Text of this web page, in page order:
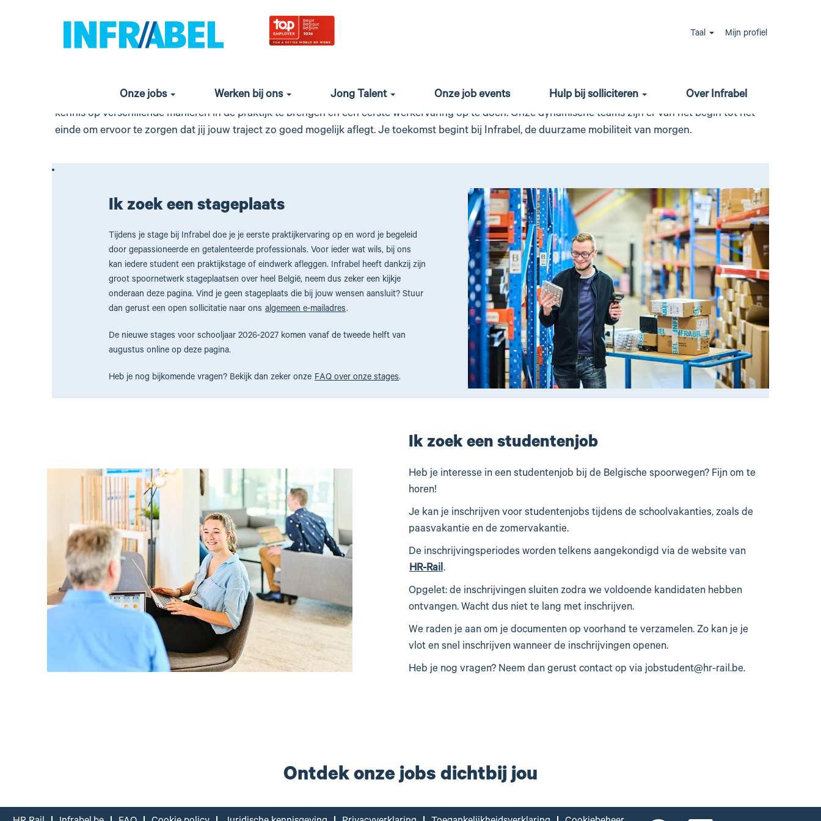
Taal Mijn profiel
Onze jobs Werken bij ons Jong Talent Onze job events Hulp bij solliciteren Over Infrabel
studentenjobsBen jij klaar voor je eerste uitdaging? Ontdek onze boeiende stages en
Klaar om een onvergetelijke ervaring op te doen bij Infrabel, want wij zijn op zoek naar leergierige stagiaires en jobstudenten! Hier krijg je de kans om je
kennis op verschillende manieren in de praktijk te brengen en een eerste werkervaring op te doen. Onze dynamische teams zijn er van het begin tot het
einde om ervoor te zorgen dat jij jouw traject zo goed mogelijk aflegt. Je toekomst begint bij Infrabel, de duurzame mobiliteit van morgen.
Ik zoek een stageplaats
Tijdens je stage bij Infrabel doe je je eerste praktijkervaring op en word je begeleid
door gepassioneerde en getalenteerde professionals. Voor ieder wat wils, bij ons
kan iedere student een praktijkstage of eindwerk afleggen. Infrabel heeft dankzij zijn
groot spoornetwerk stageplaatsen over heel België, neem dus zeker een kijkje
onderaan deze pagina. Vind je geen stageplaats die bij jouw wensen aansluit? Stuur
dan gerust een open sollicitatie naar ons algemeen e-mailadres.
De nieuwe stages voor schooljaar 2026-2027 komen vanaf de tweede helft van
augustus online op deze pagina.
Heb je nog bijkomende vragen? Bekijk dan zeker onze FAQ over onze stages.
Ik zoek een studentenjob
Heb je interesse in een studentenjob bij de Belgische spoorwegen? Fijn om te
horen!
Je kan je inschrijven voor studentenjobs tijdens de schoolvakanties, zoals de
paasvakantie en de zomervakantie.
De inschrijvingsperiodes worden telkens aangekondigd via de website van
HR-Rail.
Opgelet: de inschrijvingen sluiten zodra we voldoende kandidaten hebben
ontvangen. Wacht dus niet te lang met inschrijven.
We raden je aan om je documenten op voorhand te verzamelen. Zo kan je je
vlot en snel inschrijven wanneer de inschrijvingen openen.
Heb je nog vragen? Neem dan gerust contact op via jobstudent@hr-rail.be.
Ontdek onze jobs dichtbij jou